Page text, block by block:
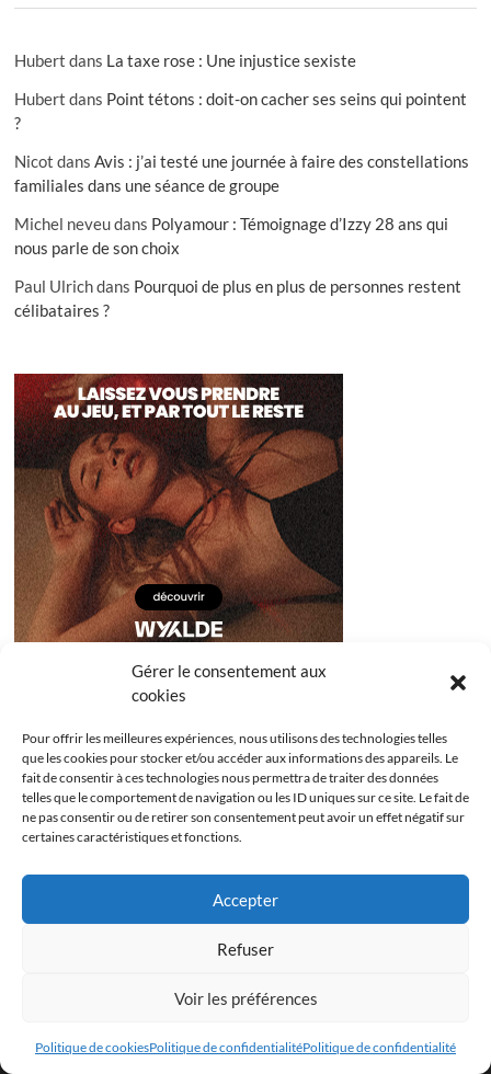
Gérer le consentement aux
cookies
Pour offrir les meilleures expériences, nous utilisons des technologies telles
que les cookies pour stocker et/ou accéder aux informations des appareils. Le
fait de consentir à ces technologies nous permettra de traiter des données
telles que le comportement de navigation ou les ID uniques sur ce site. Le fait de
ne pas consentir ou de retirer son consentement peut avoir un effet négatif sur
certaines caractéristiques et fonctions.
Accepter
Refuser
Voir les préférences
Politique de cookiesPolitique de confidentialitéPolitique de confidentialité
Hubert dans La taxe rose : Une injustice sexiste
Hubert dans Point tétons : doit-on cacher ses seins qui pointent
?
Nicot dansAvis : j’ai testé une journée à faire des constellations
familiales dans une séance de groupe
Michel neveudans Polyamour : Témoignage d’Izzy 28 ans qui
nous parle de son choix
Paul Ulrichdans Pourquoi de plus en plus de personnes restent
célibataires ?
FacebookInstagram
Politique de cookies (UE)
Les Bridgets| Designed by:Theme Freesia|WordPress| © Copyright All right